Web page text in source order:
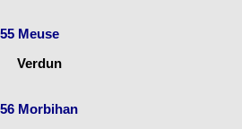
55 Meuse
Verdun
56 Morbihan